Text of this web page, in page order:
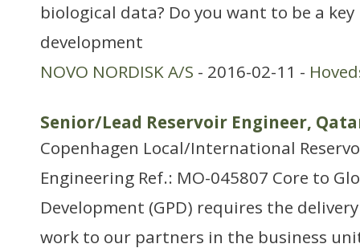
biological data? Do you want to be a
development
NOVO NORDISK A/S - 2016-02-11 -
Senior/Lead Reservoir Engineer,
Copenhagen Local/International
Engineering Ref.: MO-045807 Core to
Development (GPD) requires the
work to our partners in the business